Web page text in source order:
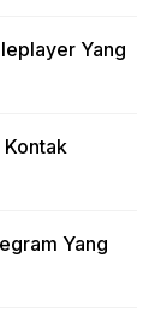
Yang
Yang